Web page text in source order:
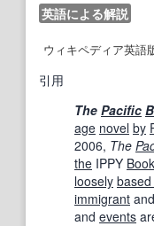
英語による解説
ウィキペディア英語
引用
The Pacific
age novel by
2006, The
the IPPY Book
loosely
immigrant and
and events